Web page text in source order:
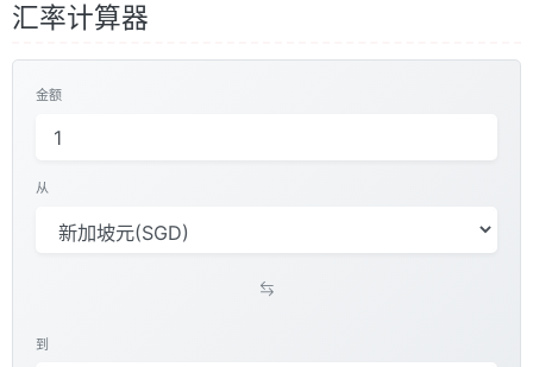
汇率计算器
金额
从
到